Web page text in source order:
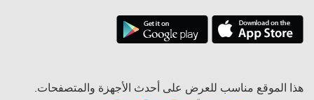
هذا الموقع مناسب للعرض على أحدث الأجهزة والمتصفحات.